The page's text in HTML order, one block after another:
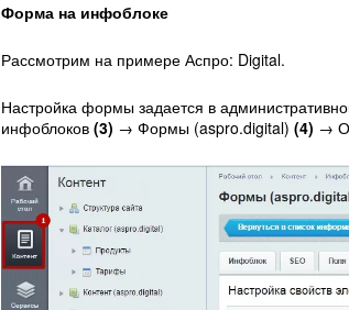
Форма на инфоблоке
Рассмотрим на примере Аспро: Digital.
Настройка формы задается в
инфоблоков (3) → Формы (aspro.digital) (4) →